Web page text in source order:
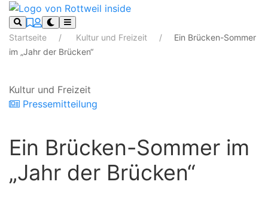
Startseite Kultur und Freizeit
Ein Brücken-Sommer
im „Jahr der Brücken“
Kultur und Freizeit
Pressemitteilung
Ein Brücken-Sommer im
„Jahr der Brücken“